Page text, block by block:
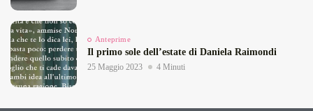
Anteprime
Il primo sole dell’estate di Daniela Raimondi
25 Maggio 2023 4 Minuti